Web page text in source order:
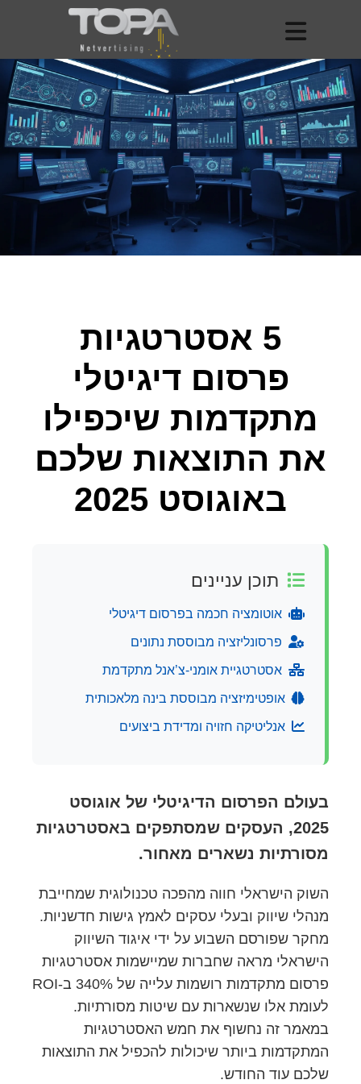
5 אסטרטגיות
פרסום דיגיטלי
מתקדמות שיכפילו
את התוצאות שלכם
באוגוסט 2025
תוכן עניינים
אוטומציה חכמה בפרסום דיגיטלי
פרסונליזציה מבוססת נתונים
אסטרטגיית אומני-צ’אנל מתקדמת
אופטימיזציה מבוססת בינה מלאכותית
אנליטיקה חזויה ומדידת ביצועים
בעולם הפרסום הדיגיטלי של אוגוסט
2025, העסקים שמסתפקים באסטרטגיות
מסורתיות נשארים מאחור.
השוק הישראלי חווה מהפכה טכנולוגית שמחייבת
מנהלי שיווק ובעלי עסקים לאמץ גישות חדשניות.
מחקר שפורסם השבוע על ידי איגוד השיווק
הישראלי מראה שחברות שמיישמות אסטרטגיות
פרסום מתקדמות רושמות עלייה של 340% ב-ROI
לעומת אלו שנשארות עם שיטות מסורתיות.
במאמר זה נחשוף את חמש האסטרטגיות
המתקדמות ביותר שיכולות להכפיל את התוצאות
שלכם עוד החודש.